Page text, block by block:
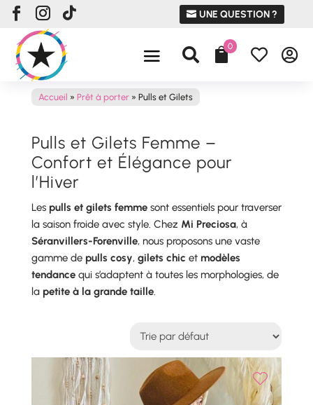
UNE QUESTION ?
 0  
Accueil » Prêt à porter» Pulls et Gilets
Pulls et Gilets Femme –
Confort et Élégance pour
l’Hiver
Les pulls et gilets femmesont essentiels pour traverser
la saison froide avec style. Chez Mi Preciosa, à
Séranvillers-Forenville, nous proposons une vaste
gamme de pulls cosy, gilets chic et modèles
tendancequi s’adaptent à toutes les morphologies, de
la petite à la grande taille.